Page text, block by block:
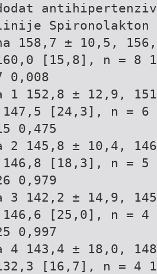
Spironolakton
158,7 ± 10,5,
[15,8], n = 8
0,008
1 152,8 ± 12,9,
[24,3], n = 6
0,475
2 145,8 ± 10,4,
[18,3], n = 5
0,979
3 142,2 ± 14,9,
[25,0], n = 4
0,997
4 143,4 ± 18,0,
[16,7], n = 4